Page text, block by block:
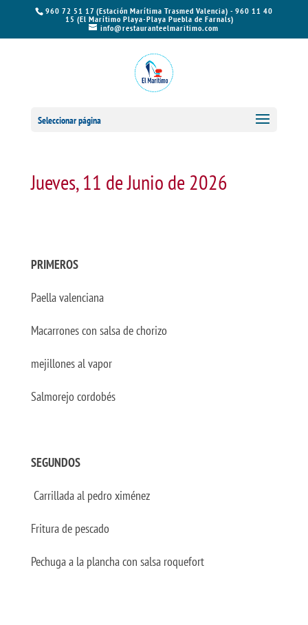
960 72 51 17 (Estación Marítima Trasmed Valencia) - 960 11 40
15 (El Marítimo Playa-Playa Puebla de Farnals)
info@restauranteelmaritimo.com
Seleccionar página
Jueves, 11 de Junio de 2026
PRIMEROS
Paella valenciana
Macarrones con salsa de chorizo
mejillones al vapor
Salmorejo cordobés
SEGUNDOS
Carrillada al pedro ximénez
Fritura de pescado
Pechuga a la plancha con salsa roquefort